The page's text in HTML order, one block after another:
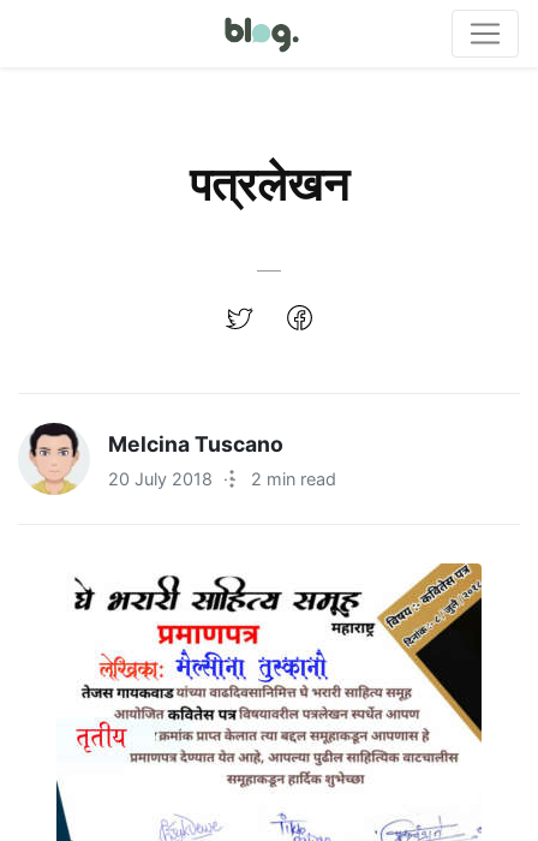
पत्रलेखन
Melcina Tuscano
20 July 2018 · 2 min read